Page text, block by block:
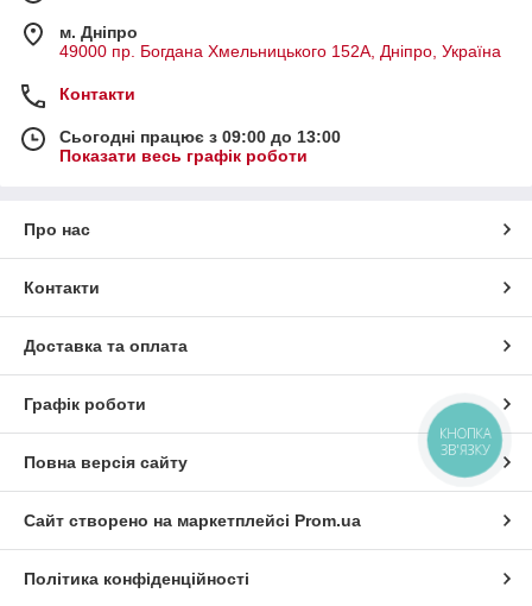
м. Дніпро
49000 пр. Богдана Хмельницького 152А, Дніпро, Україна
Контакти
Сьогодні працює з 09:00 до 13:00
Показати весь графік роботи
Про нас
Контакти
Доставка та оплата
Графік роботи
Повна версія сайту
Сайт створено на маркетплейсі Prom.ua
Політика конфіденційності
КНОПКА
ЗВ'ЯЗКУ